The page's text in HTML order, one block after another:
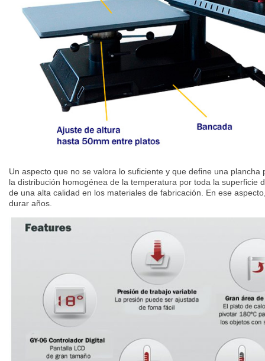
Un aspecto que no se valora lo suficiente y que define una plancha
la distribución homogénea de la temperatura por toda la superficie
de una alta calidad en los materiales de fabricación. En ese
durar años.